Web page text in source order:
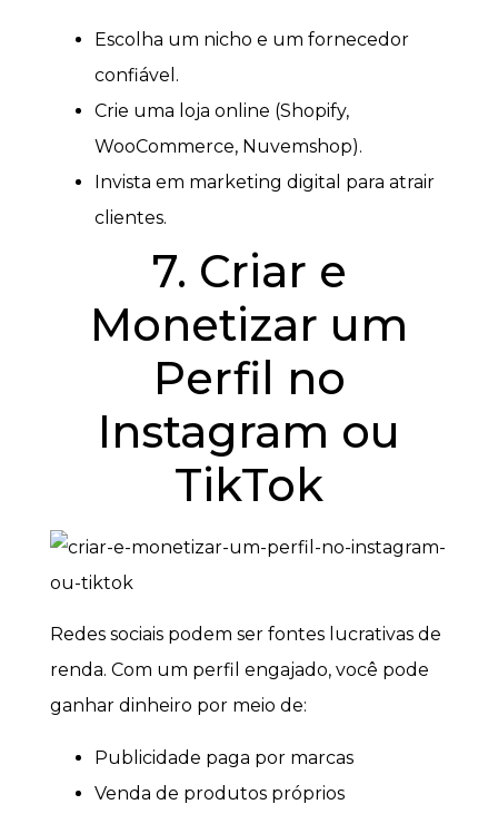
Escolha um nicho e um fornecedor
confiável.
Crie uma loja online (Shopify,
WooCommerce, Nuvemshop).
Invista em marketing digital para atrair
clientes.
7. Criar e
Monetizar um
Perfil no
Instagram ou
TikTok
Redes sociais podem ser fontes lucrativas de
renda. Com um perfil engajado, você pode
ganhar dinheiro por meio de:
Publicidade paga por marcas
Venda de produtos próprios